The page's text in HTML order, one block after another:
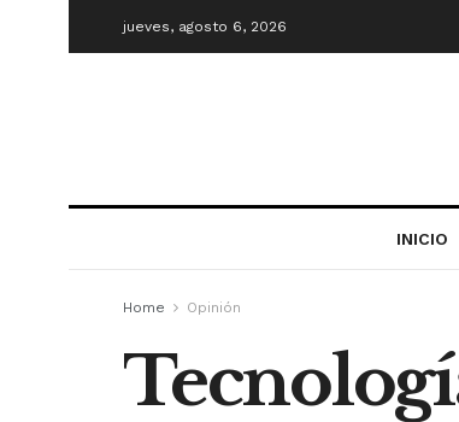
jueves, agosto 6, 2026
INICIO
Home Opinión